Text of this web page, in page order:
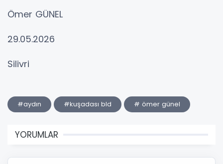
Ömer GÜNEL
29.05.2026
Silivri
#aydın #kuşadası bld # ömer günel
YORUMLAR